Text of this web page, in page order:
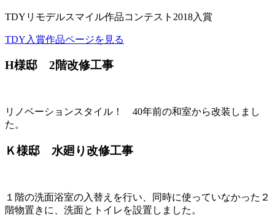
TDYリモデルスマイル作品コンテスト2018入賞
TDY入賞作品ページを見る
H様邸 2階改修工事
リノベーションスタイル！ 40年前の和室から改装しまし
た。
Ｋ様邸 水廻り改修工事
１階の洗面浴室の入替えを行い、同時に使っていなかった２
階物置きに、洗面とトイレを設置しました。